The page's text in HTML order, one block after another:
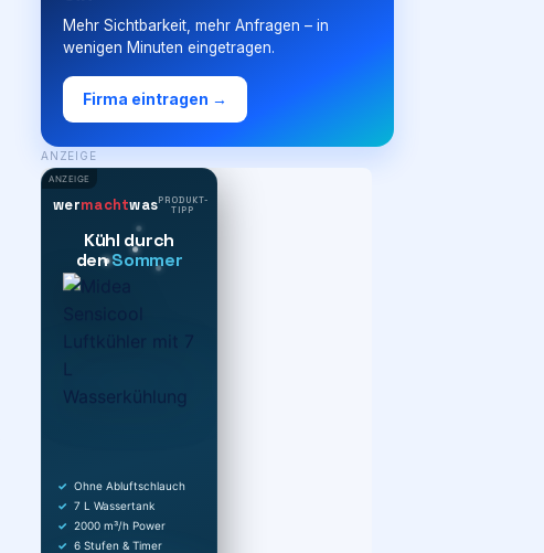
Mehr Sichtbarkeit, mehr Anfragen – in
wenigen Minuten eingetragen.
Firma eintragen →
ANZEIGE
ANZEIGE
wermachtwasPRODUKT-
TIPP
Kühl durch
denSommer
Ohne Abluftschlauch
7 L Wassertank
2000 m³/h Power
6 Stufen & Timer